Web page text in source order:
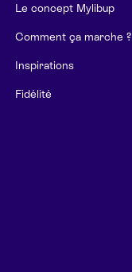
Le concept Mylibup
Comment ça marche ?
Inspirations
Fidélité